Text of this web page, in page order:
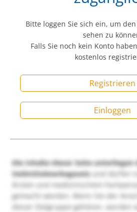
Bitte loggen Sie sich ein, um
sehen zu
Falls Sie noch kein Konto
kostenlos
Registrieren
Einloggen
Die Inhalte dieser Seite unterliegen
Heilmittelwerbegesetzund dürfen
Ärzten und medizinischem
gemacht werden. Wenn Sie der
dieser Zielgruppe gehören, würden